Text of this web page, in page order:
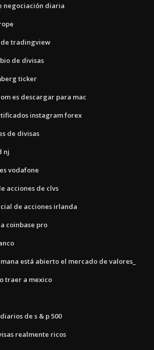
negociación diaria
de tradingview
de divisas
ticker
es descargar para mac
instagram forex
de divisas
nj
vodafone
acciones de clvs
de acciones irlanda
coinbase pro
está abierto el mercado de valores_
traer a mexico
de s & p 500
realmente ricos